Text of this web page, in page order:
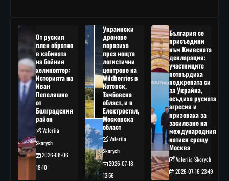
От руския
плен обратно
в кабината
на бойния
хеликоптер:
Историята на
Иван
Пепеляшко
от
Болградския
район
Valeriia
Skorych
2026-08-06
18:10
Украински
дронове
поразиха
през нощта
логистични
центрове на
Wildberries в
Котовск,
Тамбовска
област, и в
Електростал,
Московска
област
Valeriia
Skorych
2026-07-18
13:56
България се
присъедини
към Киивската
декларация:
участниците
потвърдиха
подкрепата си
за Украйна,
осъдиха руската
агресия и
призоваха за
засилване на
международния
натиск срещу
Москва
Valeriia Skorych
2026-07-16 23:49